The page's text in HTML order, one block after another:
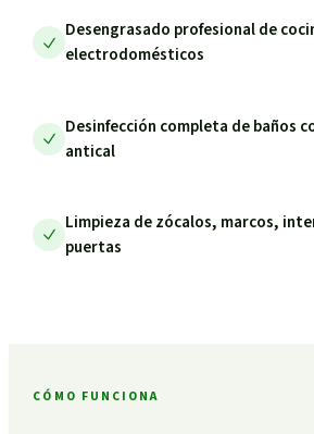
Desengrasado profesional de
electrodomésticos
Desinfección completa de baños
antical
Limpieza de zócalos, marcos,
puertas
CÓMO FUNCIONA